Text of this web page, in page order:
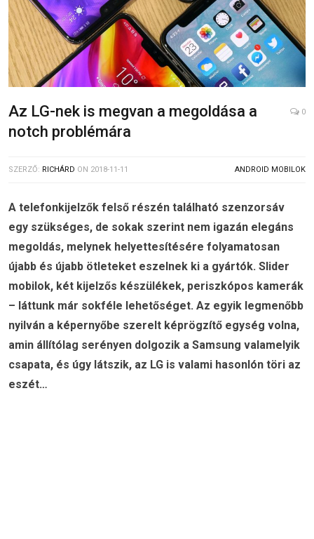
Az LG-nek is megvan a megoldása a
notch problémára
0
SZERZŐ: RICHÁRD ON 2018-11-11 ANDROID MOBILOK
A telefonkijelzők felső részén található szenzorsáv
egy szükséges, de sokak szerint nem igazán elegáns
megoldás, melynek helyettesítésére folyamatosan
újabb és újabb ötleteket eszelnek ki a gyártók. Slider
mobilok, két kijelzős készülékek, periszkópos kamerák
– láttunk már sokféle lehetőséget. Az egyik legmenőbb
nyilván a képernyőbe szerelt képrögzítő egység volna,
amin állítólag serényen dolgozik a Samsung valamelyik
csapata, és úgy látszik, az LG is valami hasonlón töri az
eszét…